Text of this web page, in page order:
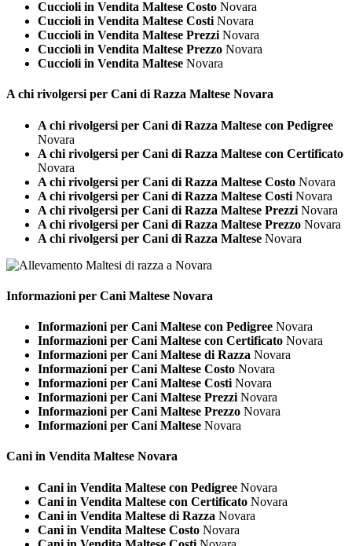
Cuccioli in Vendita Maltese Costo Novara
Cuccioli in Vendita Maltese Costi Novara
Cuccioli in Vendita Maltese Prezzi Novara
Cuccioli in Vendita Maltese Prezzo Novara
Cuccioli in Vendita Maltese Novara
A chi rivolgersi per Cani di Razza Maltese Novara
A chi rivolgersi per Cani di Razza Maltese con Pedigree
Novara
A chi rivolgersi per Cani di Razza Maltese con Certificato
Novara
A chi rivolgersi per Cani di Razza Maltese Costo Novara
A chi rivolgersi per Cani di Razza Maltese Costi Novara
A chi rivolgersi per Cani di Razza Maltese Prezzi Novara
A chi rivolgersi per Cani di Razza Maltese Prezzo Novara
A chi rivolgersi per Cani di Razza Maltese Novara
Informazioni per Cani Maltese Novara
Informazioni per Cani Maltese con Pedigree Novara
Informazioni per Cani Maltese con Certificato Novara
Informazioni per Cani Maltese di Razza Novara
Informazioni per Cani Maltese Costo Novara
Informazioni per Cani Maltese Costi Novara
Informazioni per Cani Maltese Prezzi Novara
Informazioni per Cani Maltese Prezzo Novara
Informazioni per Cani Maltese Novara
Cani in Vendita Maltese Novara
Cani in Vendita Maltese con Pedigree Novara
Cani in Vendita Maltese con Certificato Novara
Cani in Vendita Maltese di Razza Novara
Cani in Vendita Maltese Costo Novara